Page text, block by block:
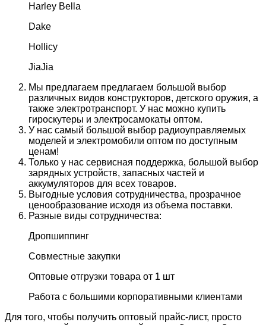
Harley Bella
Dake
Hollicy
JiaJia
Мы предлагаем предлагаем большой выбор
различных видов конструкторов, детского оружия, а
также электротранспорт. У нас можно купить
гироскутеры и электросамокаты оптом.
У нас самый большой выбор радиоуправляемых
моделей и электромобили оптом по доступным
ценам!
Только у нас сервисная поддержка, большой выбор
зарядных устройств, запасных частей и
аккумуляторов для всех товаров.
Выгодные условия сотрудничества, прозрачное
ценообразование исходя из объема поставки.
Разные виды сотрудничества:
Дропшиппинг
Совместные закупки
Оптовые отгрузки товара от 1 шт
Работа с большими корпоративными клиентами
Для того, чтобы получить оптовый прайс-лист, просто